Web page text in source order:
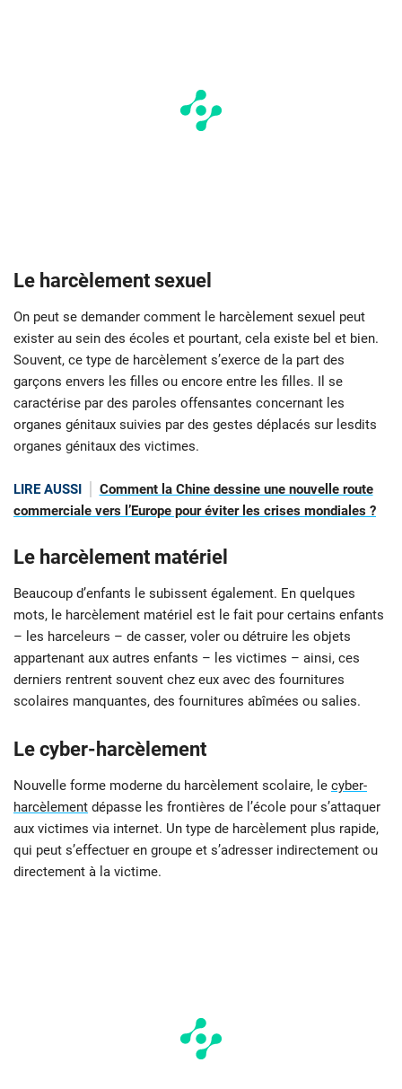
Le harcèlement sexuel
On peut se demander comment le harcèlement sexuel peut
exister au sein des écoles et pourtant, cela existe bel et bien.
Souvent, ce type de harcèlement s’exerce de la part des
garçons envers les filles ou encore entre les filles. Il se
caractérise par des paroles offensantes concernant les
organes génitaux suivies par des gestes déplacés sur lesdits
organes génitaux des victimes.
LIRE AUSSI
Comment la Chine dessine une nouvelle route
commerciale vers l’Europe pour éviter les crises mondiales ?
Le harcèlement matériel
Beaucoup d’enfants le subissent également. En quelques
mots, le harcèlement matériel est le fait pour certains enfants
– les harceleurs – de casser, voler ou détruire les objets
appartenant aux autres enfants – les victimes – ainsi, ces
derniers rentrent souvent chez eux avec des fournitures
scolaires manquantes, des fournitures abîmées ou salies.
Le cyber-harcèlement
Nouvelle forme moderne du harcèlement scolaire, le cyber-
harcèlement dépasse les frontières de l’école pour s’attaquer
aux victimes via internet. Un type de harcèlement plus rapide,
qui peut s’effectuer en groupe et s’adresser indirectement ou
directement à la victime.